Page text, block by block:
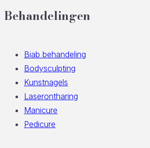
Behandelingen
Biab behandeling
Bodysculpting
Kunstnagels
Laserontharing
Manicure
Pedicure